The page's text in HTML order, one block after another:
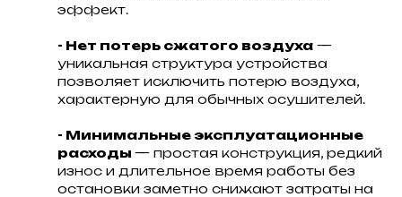
эффект.
- Нет потерь сжатого воздуха —
уникальная структура устройства
позволяет исключить потерю воздуха,
характерную для обычных осушителей.
- Минимальные эксплуатационные
расходы — простая конструкция, редкий
износ и длительное время работы без
остановки заметно снижают затраты на